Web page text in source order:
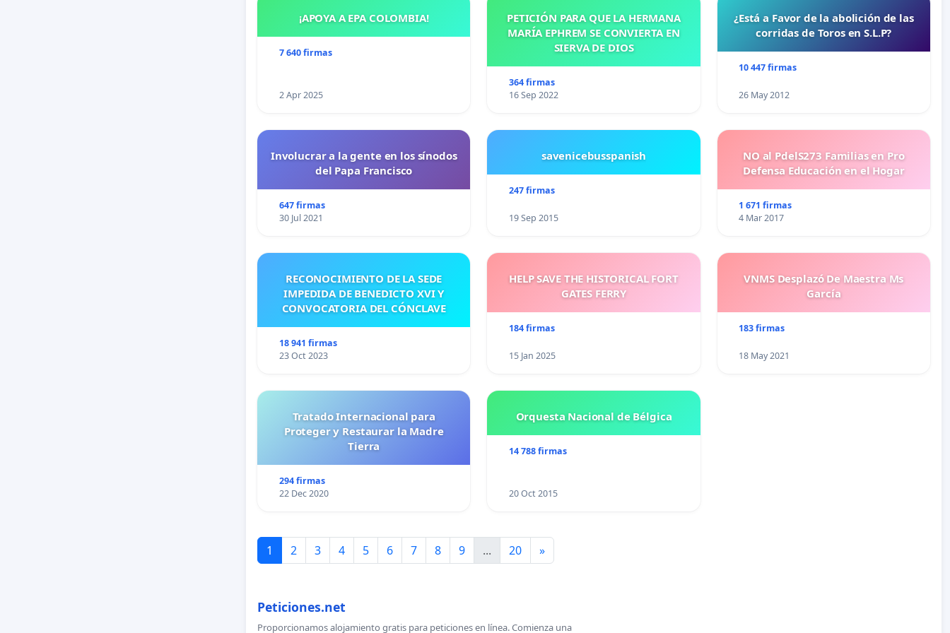
¡APOYA A EPA COLOMBIA!
7 640 firmas
2 Apr 2025
PETICIÓN PARA QUE LA HERMANA
MARÍA EPHREM SE CONVIERTA EN
SIERVA DE DIOS
364 firmas
16 Sep 2022
¿Está a Favor de la abolición de las
corridas de Toros en S.L.P?
10 447 firmas
26 May 2012
Involucrar a la gente en los sínodos
del Papa Francisco
647 firmas
30 Jul 2021
savenicebusspanish
247 firmas
19 Sep 2015
NO al PdelS273 Familias en Pro
Defensa Educación en el Hogar
1 671 firmas
4 Mar 2017
RECONOCIMIENTO DE LA SEDE
IMPEDIDA DE BENEDICTO XVI Y
CONVOCATORIA DEL CÓNCLAVE
18 941 firmas
23 Oct 2023
HELP SAVE THE HISTORICAL FORT
GATES FERRY
184 firmas
15 Jan 2025
VNMS Desplazó De Maestra Ms
García
183 firmas
18 May 2021
Tratado Internacional para
Proteger y Restaurar la Madre
Tierra
294 firmas
22 Dec 2020
Orquesta Nacional de Bélgica
14 788 firmas
20 Oct 2015
1 2 3 4 5 6 7 8 9 ... 20 »
Peticiones.net
Proporcionamos alojamiento gratis para peticiones en línea. Comienza una